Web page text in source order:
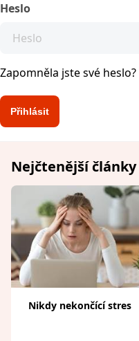
Heslo
Zapomněla jste své heslo?
Nejčtenější články
Nikdy nekončící stres